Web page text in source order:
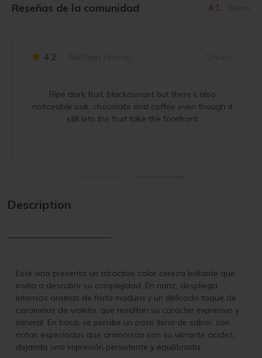
Reseñas de la comunidad 4.1 Vivino
4.2
Ripe dark fruit, blackcurrant but there’s also
noticeable oak, chocolate and coffee even though it
still lets the fruit take the forefront
Description
Este vino presenta un atractivo color cereza brillante que
invita a descubrir su complejidad. En nariz, despliega
intensos aromas de fruta madura y un delicado toque de
caramelos de violeta, que resaltan su carácter expresivo y
mineral. En boca, se percibe un paso lleno de sabor, con
notas especiadas que armonizan con su vibrante acidez,
dejando una impresión persistente y equilibrada.